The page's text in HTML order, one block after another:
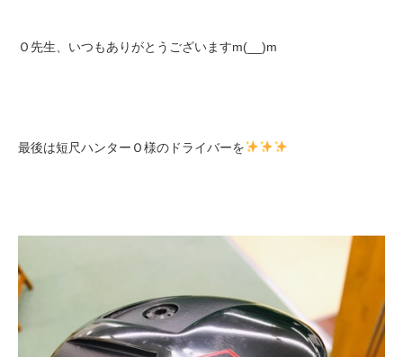
Ｏ先生、いつもありがとうございますm(__)m
最後は短尺ハンターＯ様のドライバーを